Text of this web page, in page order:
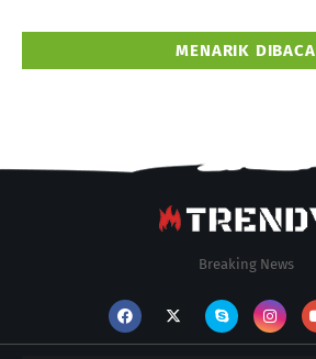
MENARIK DIBACA
Breaking News